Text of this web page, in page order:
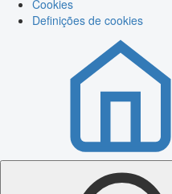
Cookies
Definições de cookies